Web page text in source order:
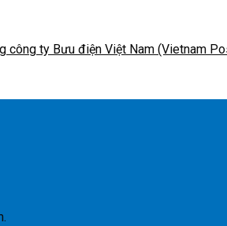
công ty Bưu điện Việt Nam (Vietnam